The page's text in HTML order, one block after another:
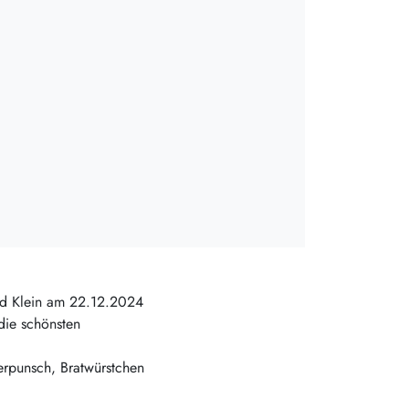
Klein am 22.12.2024
schönsten
Bratwürstchen